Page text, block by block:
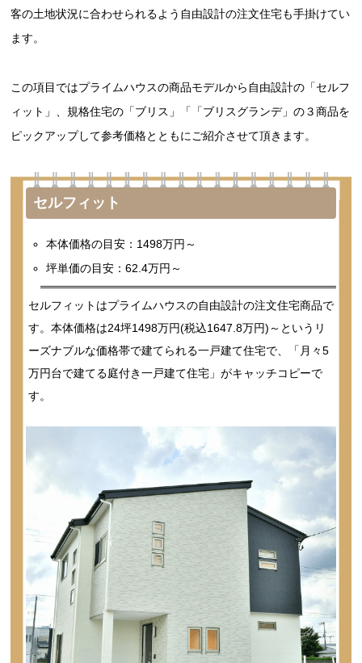
客の土地状況に合わせられるよう自由設計の注文住宅も手掛けてい
ます。
この項目ではプライムハウスの商品モデルから自由設計の「セルフ
ィット」、規格住宅の「ブリス」「「ブリスグランデ」の３商品を
ピックアップして参考価格とともにご紹介させて頂きます。
セルフィット
本体価格の目安：1498万円～
坪単価の目安：62.4万円～
セルフィットはプライムハウスの自由設計の注文住宅商品で
す。本体価格は24坪1498万円(税込1647.8万円)～というリ
ーズナブルな価格帯で建てられる一戸建て住宅で、「月々5
万円台で建てる庭付き一戸建て住宅」がキャッチコピーで
す。